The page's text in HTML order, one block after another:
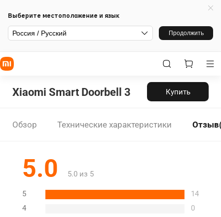
Выберите местоположение и язык
Россия / Русский Продолжить
Xiaomi Smart Doorbell 3 Купить
Обзор Технические характеристики
5.0 5.0 из 5
5
14
4
0